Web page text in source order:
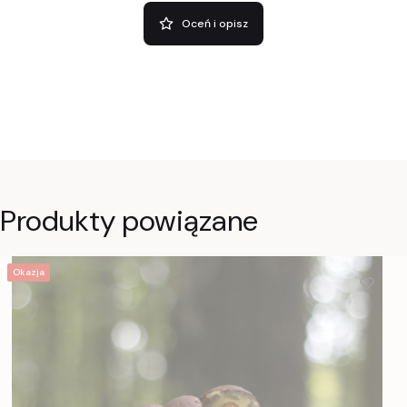
Oceń i opisz
Produkty powiązane
Okazja